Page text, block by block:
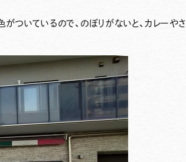
ついているので、のぼりがないと、カレーやさ